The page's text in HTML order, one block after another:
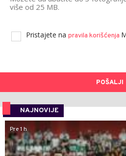
više od 25 MB.
Pristajete na pravila korišćenja
POŠALJI
NAJNOVIJE
Pre 1 h